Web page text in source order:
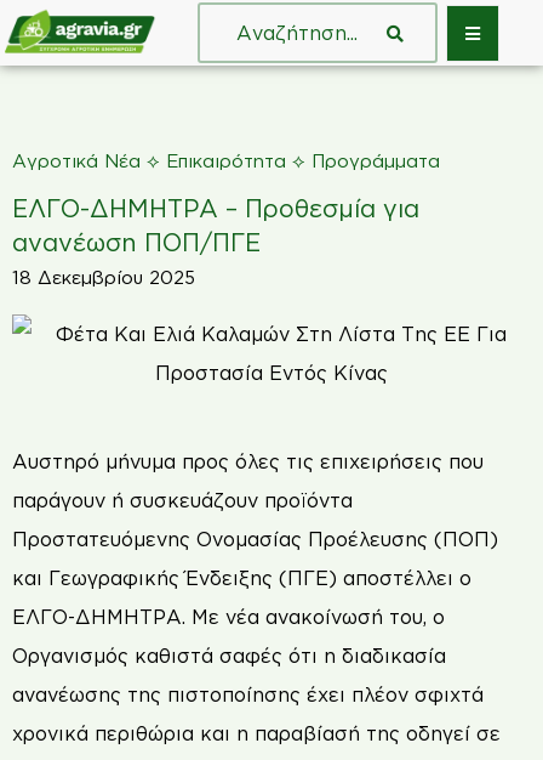
Αγροτικά Νέα ⟡ Επικαιρότητα ⟡ Προγράμματα
ΕΛΓΟ-ΔΗΜΗΤΡΑ – Προθεσμία για
ανανέωση ΠΟΠ/ΠΓΕ
18 Δεκεμβρίου 2025
Αυστηρό μήνυμα προς όλες τις επιχειρήσεις που
παράγουν ή συσκευάζουν προϊόντα
Προστατευόμενης Ονομασίας Προέλευσης (ΠΟΠ)
και Γεωγραφικής Ένδειξης (ΠΓΕ) αποστέλλει ο
ΕΛΓΟ-ΔΗΜΗΤΡΑ. Με νέα ανακοίνωσή του, ο
Οργανισμός καθιστά σαφές ότι η διαδικασία
ανανέωσης της πιστοποίησης έχει πλέον σφιχτά
χρονικά περιθώρια και η παραβίασή της οδηγεί σε